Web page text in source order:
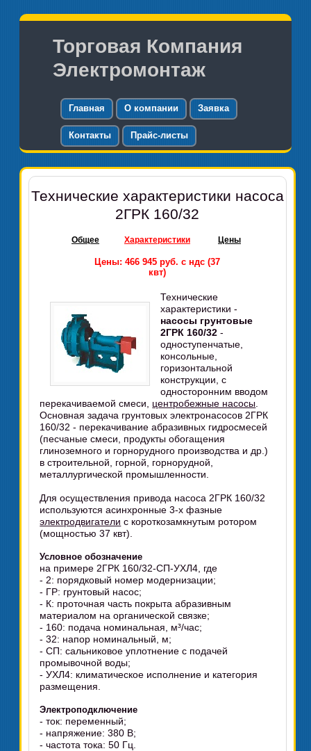
Торговая Компания
Электромонтаж
Главная О компании Заявка
Контакты Прайс-листы
Технические характеристики насоса
2ГРК 160/32
Общее Характеристики Цены
Цены: 466 945 руб. с ндс (37
квт)
Технические
характеристики -
насосы грунтовые
2ГРК 160/32 -
одноступенчатые,
консольные,
горизонтальной
конструкции, с
односторонним вводом
перекачиваемой смеси, центробежные насосы
Основная задача грунтовых электронасосов 2ГРК
160/32 - перекачивание абразивных гидросмесей
(песчаные смеси, продукты обогащения
глиноземного и горнорудного производства и др.)
в строительной, горной, горнорудной,
металлургической промышленности.
Для осуществления привода насоса 2ГРК 160/32
используются асинхронные 3-х фазные
электродвигатели с короткозамкнутым ротором
(мощностью 37 квт).
Условное обозначение
на примере 2ГРК 160/32-СП-УХЛ4, где
- 2: порядковый номер модернизации;
- ГР: грунтовый насос;
- К: проточная часть покрыта абразивным
материалом на органической связке;
- 160: подача номинальная, м³/час;
- 32: напор номинальный, м;
- СП: сальниковое уплотнение с подачей
промывочной воды;
- УХЛ4: климатическое исполнение и категория
размещения.
Электроподключение
- ток: переменный;
- напряжение: 380 В;
- частота тока: 50 Гц.